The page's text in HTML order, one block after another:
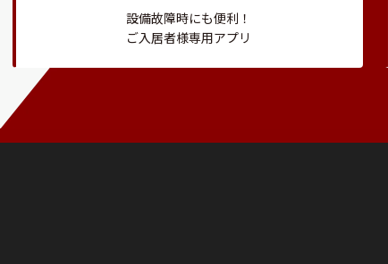
設備故障時にも便利！
ご入居者様専用アプリ